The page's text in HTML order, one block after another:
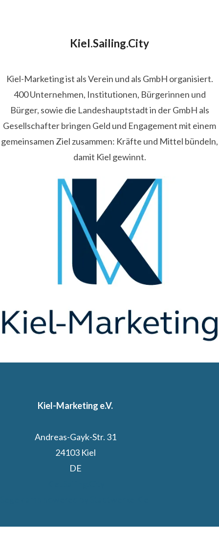
Kiel.Sailing.City
Kiel-Marketing ist als Verein und als GmbH organisiert.
400 Unternehmen, Institutionen, Bürgerinnen und
Bürger, sowie die Landeshauptstadt in der GmbH als
Gesellschafter bringen Geld und Engagement mit einem
gemeinsamen Ziel zusammen: Kräfte und Mittel bündeln,
damit Kiel gewinnt.
Kiel-Marketing e.V.
Andreas-Gayk-Str. 31
24103 Kiel
DE